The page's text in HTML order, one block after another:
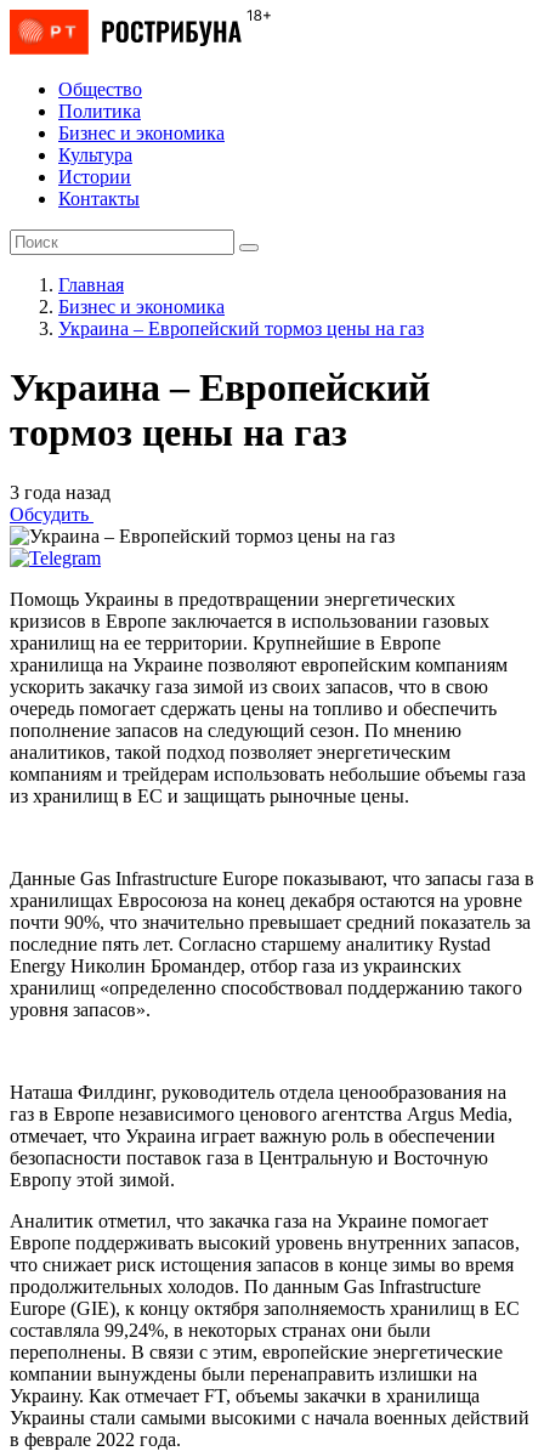
Общество
Политика
Бизнес и экономика
Культура
Истории
Контакты
Главная
Бизнес и экономика
Украина – Европейский тормоз цены на газ
Украина – Европейский
тормоз цены на газ
3 года назад
Обсудить
Помощь Украины в предотвращении энергетических
кризисов в Европе заключается в использовании газовых
хранилищ на ее территории. Крупнейшие в Европе
хранилища на Украине позволяют европейским компаниям
ускорить закачку газа зимой из своих запасов, что в свою
очередь помогает сдержать цены на топливо и обеспечить
пополнение запасов на следующий сезон. По мнению
аналитиков, такой подход позволяет энергетическим
компаниям и трейдерам использовать небольшие объемы газа
из хранилищ в ЕС и защищать рыночные цены.
Данные Gas Infrastructure Europe показывают, что запасы газа в
хранилищах Евросоюза на конец декабря остаются на уровне
почти 90%, что значительно превышает средний показатель за
последние пять лет. Согласно старшему аналитику Rystad
Energy Николин Бромандер, отбор газа из украинских
хранилищ «определенно способствовал поддержанию такого
уровня запасов».
Наташа Филдинг, руководитель отдела ценообразования на
газ в Европе независимого ценового агентства Argus Media,
отмечает, что Украина играет важную роль в обеспечении
безопасности поставок газа в Центральную и Восточную
Европу этой зимой.
Аналитик отметил, что закачка газа на Украине помогает
Европе поддерживать высокий уровень внутренних запасов,
что снижает риск истощения запасов в конце зимы во время
продолжительных холодов. По данным Gas Infrastructure
Europe (GIE), к концу октября заполняемость хранилищ в ЕС
составляла 99,24%, в некоторых странах они были
переполнены. В связи с этим, европейские энергетические
компании вынуждены были перенаправить излишки на
Украину. Как отмечает FT, объемы закачки в хранилища
Украины стали самыми высокими с начала военных действий
в феврале 2022 года.